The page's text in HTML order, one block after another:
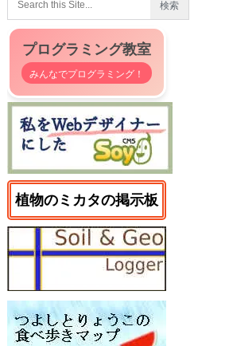
プログラミング教室
みんなでプログラミング！
植物のミカタの掲示板